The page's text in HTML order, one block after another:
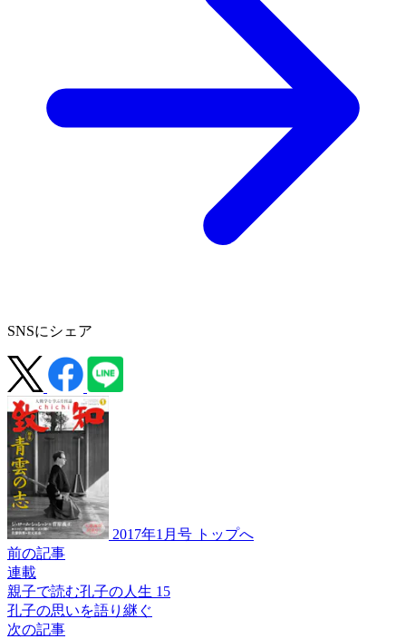
SNSにシェア
2017年1月号 トップへ
前の記事
連載
親子で読む孔子の人生 15
孔子の思いを語り継ぐ
次の記事